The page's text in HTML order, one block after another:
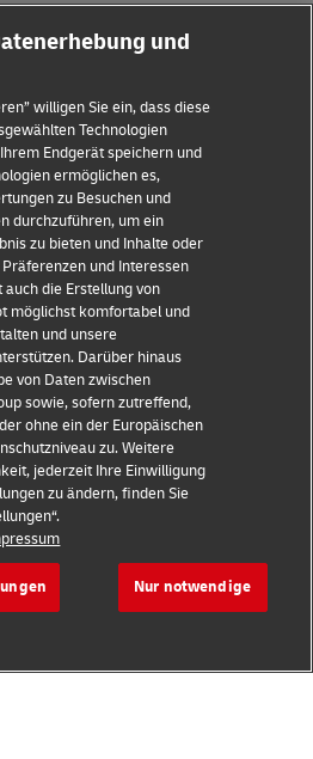
und
willigen Sie ein, dass diese
Technologien
Endgerät speichern und
ermöglichen es,
zu Besuchen und
durchzuführen, um ein
zu bieten und Inhalte oder
und Interessen
die Erstellung von
möglichst komfortabel und
und unsere
Darüber hinaus
von Daten zwischen
sowie, sofern zutreffend,
ohne ein der Europäischen
zu. Weitere
jederzeit Ihre Einwilligung
zu ändern, finden Sie
Nur notwendige